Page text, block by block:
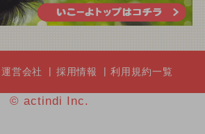
運営会社 採用情報 利用規約一覧
© actindi Inc.